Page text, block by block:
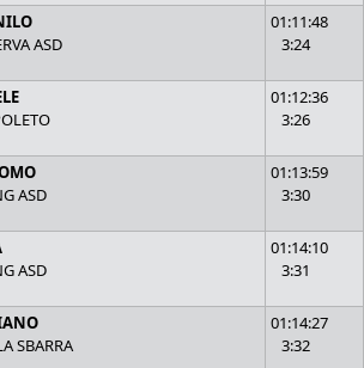
ASD
01:11:48
3:24
01:12:36
3:26
ASD
01:13:59
3:30
ASD
01:14:10
3:31
SBARRA
01:14:27
3:32